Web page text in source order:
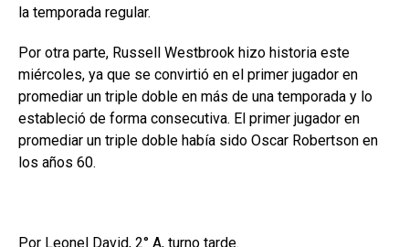
la temporada regular.
Por otra parte, Russell Westbrook hizo historia este
miércoles, ya que se convirtió en el primer jugador en
promediar un triple doble en más de una temporada y lo
estableció de forma consecutiva. El primer jugador en
promediar un triple doble había sido Oscar Robertson en
los años 60.
Por Leonel David, 2° A, turno tarde.